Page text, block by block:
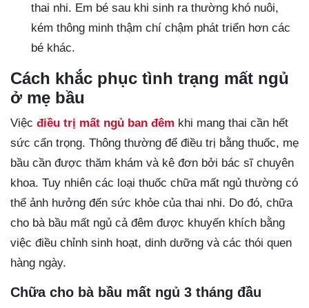
thai nhi. Em bé sau khi sinh ra thường khó nuôi,
kém thông minh thậm chí chậm phát triển hơn các
bé khác.
Cách khắc phục tình trạng mất ngủ
ở mẹ bầu
Việc điều trị mất ngủ ban đêm khi mang thai cần hết
sức cẩn trọng. Thông thường để điều trị bằng thuốc, mẹ
bầu cần được thăm khám và kê đơn bởi bác sĩ chuyên
khoa. Tuy nhiên các loại thuốc chữa mất ngủ thường có
thể ảnh hưởng đến sức khỏe của thai nhi. Do đó, chữa
cho bà bầu mất ngủ cả đêm được khuyến khích bằng
việc điều chỉnh sinh hoạt, dinh dưỡng và các thói quen
hàng ngày.
Chữa cho bà bầu mất ngủ 3 tháng đầu